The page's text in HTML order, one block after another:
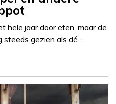
hele jaar door eten, maar de
gezien als dé…